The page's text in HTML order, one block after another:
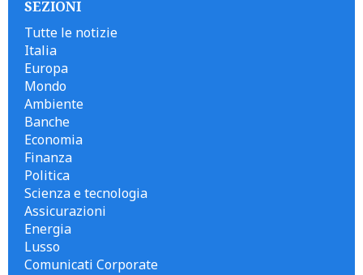
SEZIONI
Tutte le notizie
Italia
Europa
Mondo
Ambiente
Banche
Economia
Finanza
Politica
Scienza e tecnologia
Assicurazioni
Energia
Lusso
Comunicati Corporate